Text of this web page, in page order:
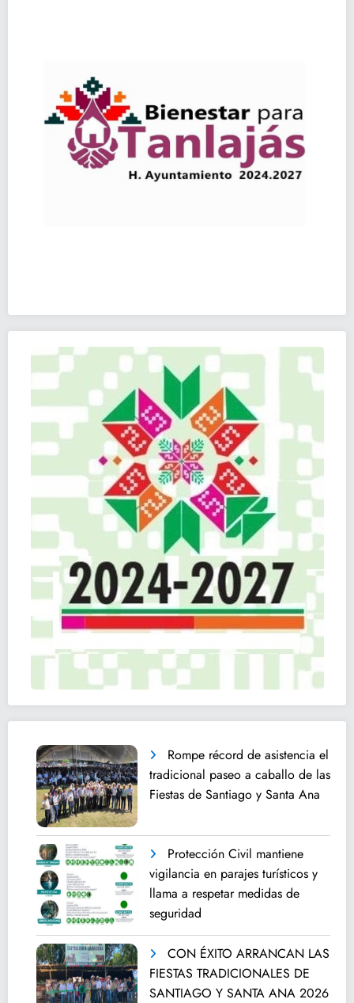
Rompe récord de asistencia el
tradicional paseo a caballo de las
Fiestas de Santiago y Santa Ana
Protección Civil mantiene
vigilancia en parajes turísticos y
llama a respetar medidas de
seguridad
CON ÉXITO ARRANCAN LAS
FIESTAS TRADICIONALES DE
SANTIAGO Y SANTA ANA 2026